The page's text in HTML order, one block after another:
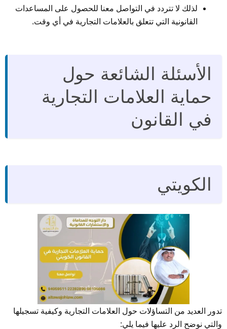
لذلك لا تتردد في التواصل معنا للحصول على المساعدات
القانونية التي تتعلق بالعلامات التجارية في أي وقت.
الأسئلة الشائعة حول
حماية العلامات التجارية
في القانون
الكويتي
تدور العديد من التساؤلات حول العلامات التجارية وكيفية تسجيلها
والتي نوضح الرد عليها فيما يلي: